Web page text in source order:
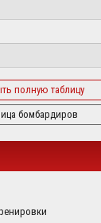
полную таблицу
бомбардиров